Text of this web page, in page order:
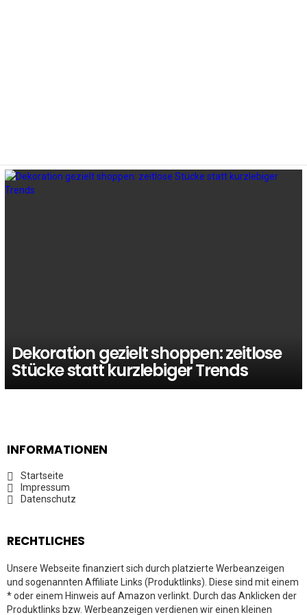
LATEST
Dekoration gezielt shoppen: zeitlose
Stücke statt kurzlebiger Trends
INFORMATIONEN
Startseite
Impressum
Datenschutz
RECHTLICHES
Unsere Webseite finanziert sich durch platzierte Werbeanzeigen
und sogenannten Affiliate Links (Produktlinks). Diese sind mit einem
* oder einem Hinweis auf Amazon verlinkt. Durch das Anklicken der
Produktlinks bzw. Werbeanzeigen verdienen wir einen kleinen